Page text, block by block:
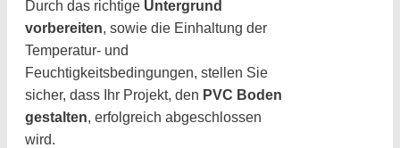
Durch das richtige Untergrund
vorbereiten, sowie die Einhaltung der
Temperatur- und
Feuchtigkeitsbedingungen, stellen Sie
sicher, dass Ihr Projekt, den PVC Boden
gestalten, erfolgreich abgeschlossen
wird.